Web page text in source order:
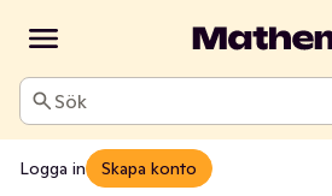
Sök
Logga in Skapa konto